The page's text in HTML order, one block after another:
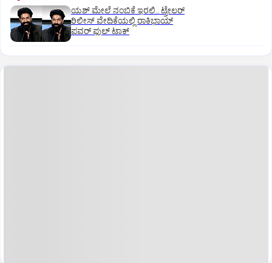
ಯಶ್‌ ಮೇಲೆ ನಂಬಿಕೆ ಇರಲಿ.. ಟ್ರೇಲರ್‌
ರಿಲೀಸ್‌ ವೇದಿಕೆಯಲ್ಲಿ ರಾಕಿಭಾಯ್‌
ಪವರ್‌ ಫುಲ್‌ ಟಾಕ್